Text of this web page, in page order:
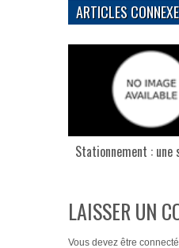
ARTICLES
Stationnement : une
LAISSER UN
Vous devez être